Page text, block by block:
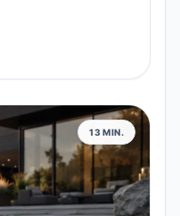
13 MIN.